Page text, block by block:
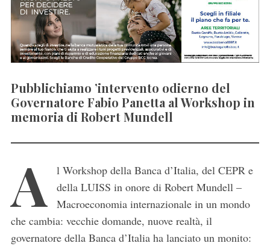
Pubblichiamo ’intervento odierno del
Governatore Fabio Panetta al Workshop in
memoria di Robert Mundell
A
l Workshop della Banca d’Italia, del CEPR e
della LUISS in onore di Robert Mundell –
Macroeconomia internazionale in un mondo
che cambia: vecchie domande, nuove realtà, il
governatore della Banca d’Italia ha lanciato un monito: